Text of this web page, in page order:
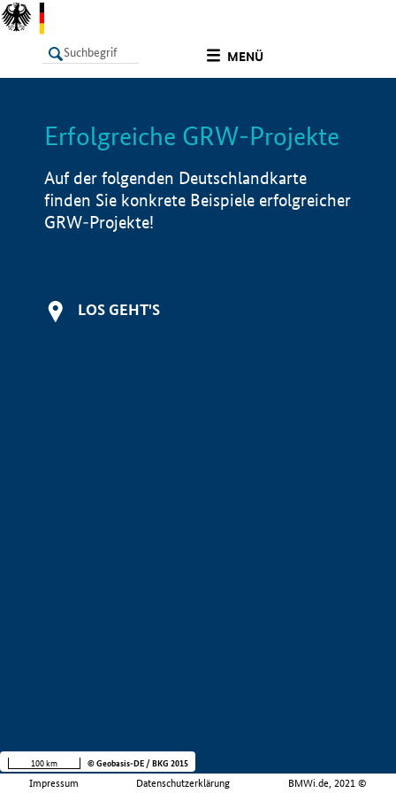
MENÜ
LISTE Info
Erfolgreiche GRW-Projekte
Auf der folgenden Deutschlandkarte
finden Sie konkrete Beispiele erfolgreicher
GRW-Projekte!
LOS GEHT'S
Impressum Datenschutzerklärung BMWi.de, 2021 ©
100 km © Geobasis-DE / BKG 2015